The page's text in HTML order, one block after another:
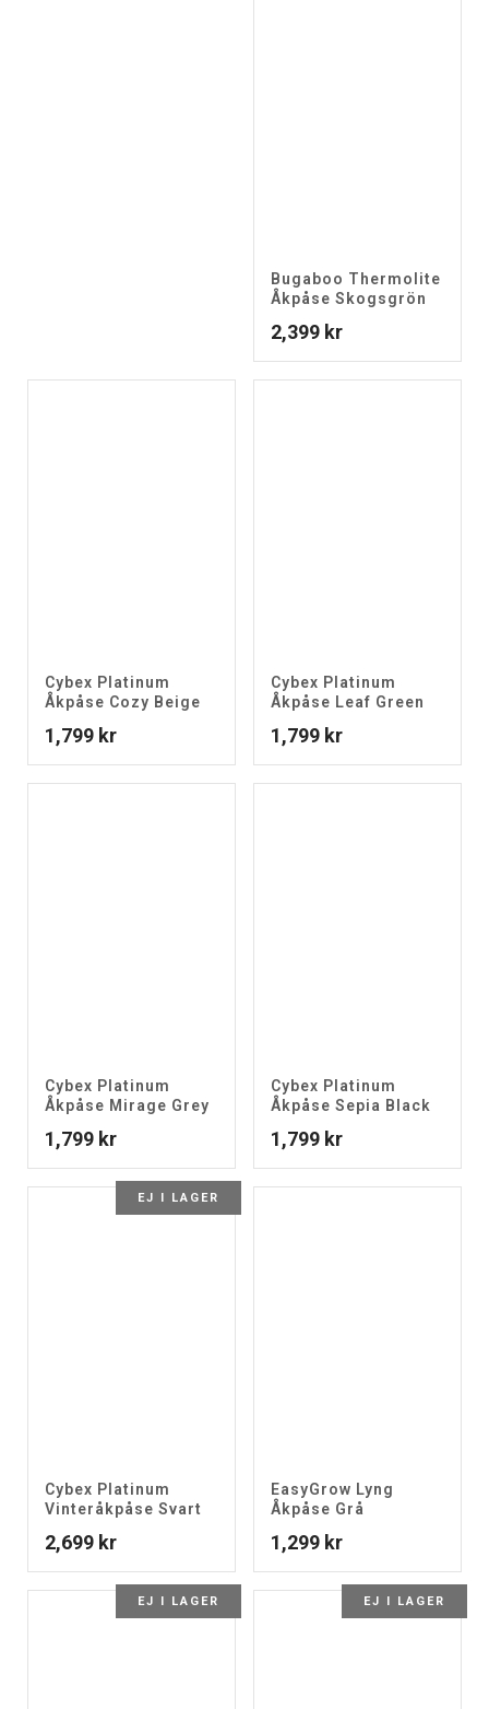
Bugaboo Thermolite
Åkpåse Skogsgrön
2,399 kr
Cybex Platinum
Åkpåse Cozy Beige
1,799 kr
Cybex Platinum
Åkpåse Leaf Green
1,799 kr
Cybex Platinum
Åkpåse Mirage Grey
1,799 kr
Cybex Platinum
Åkpåse Sepia Black
1,799 kr
EJ I LAGER
Cybex Platinum
Vinteråkpåse Svart
2,699 kr
EasyGrow Lyng
Åkpåse Grå
1,299 kr
EJ I LAGER EJ I LAGER